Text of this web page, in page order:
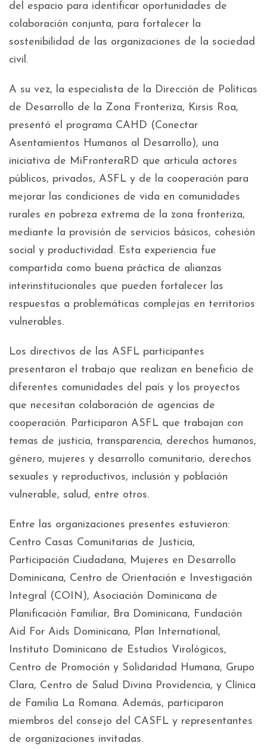
del espacio para identificar oportunidades de
colaboración conjunta, para fortalecer la
sostenibilidad de las organizaciones de la sociedad
civil.
A su vez, la especialista de la Dirección de Políticas
de Desarrollo de la Zona Fronteriza, Kirsis Roa,
presentó el programa CAHD (Conectar
Asentamientos Humanos al Desarrollo), una
iniciativa de MiFronteraRD que articula actores
públicos, privados, ASFL y de la cooperación para
mejorar las condiciones de vida en comunidades
rurales en pobreza extrema de la zona fronteriza,
mediante la provisión de servicios básicos, cohesión
social y productividad. Esta experiencia fue
compartida como buena práctica de alianzas
interinstitucionales que pueden fortalecer las
respuestas a problemáticas complejas en territorios
vulnerables.
Los directivos de las ASFL participantes
presentaron el trabajo que realizan en beneficio de
diferentes comunidades del país y los proyectos
que necesitan colaboración de agencias de
cooperación. Participaron ASFL que trabajan con
temas de justicia, transparencia, derechos humanos,
género, mujeres y desarrollo comunitario, derechos
sexuales y reproductivos, inclusión y población
vulnerable, salud, entre otros.
Entre las organizaciones presentes estuvieron:
Centro Casas Comunitarias de Justicia,
Participación Ciudadana, Mujeres en Desarrollo
Dominicana, Centro de Orientación e Investigación
Integral (COIN), Asociación Dominicana de
Planificación Familiar, Bra Dominicana, Fundación
Aid For Aids Dominicana, Plan International,
Instituto Dominicano de Estudios Virológicos,
Centro de Promoción y Solidaridad Humana, Grupo
Clara, Centro de Salud Divina Providencia, y Clínica
de Familia La Romana. Además, participaron
miembros del consejo del CASFL y representantes
de organizaciones invitadas.